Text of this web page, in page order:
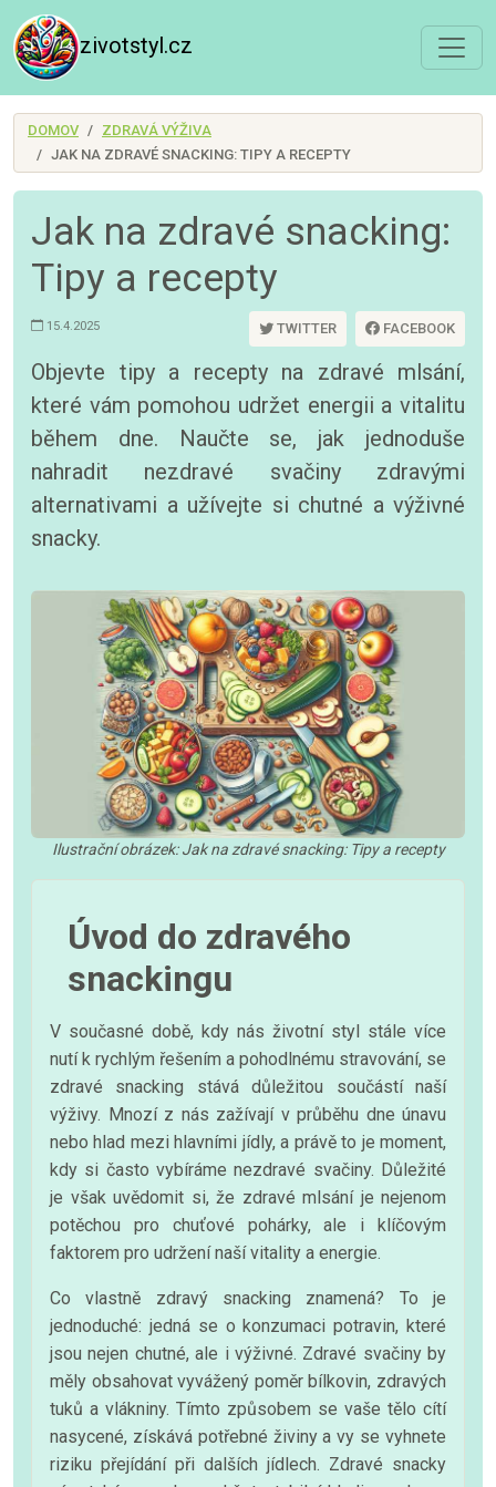
zivotstyl.cz
DOMOV
ZDRAVÁ VÝŽIVA
JAK NA ZDRAVÉ SNACKING: TIPY A RECEPTY
Jak na zdravé snacking:
Tipy a recepty
15.4.2025 TWITTER FACEBOOK
Objevte tipy a recepty na zdravé mlsání,
které vám pomohou udržet energii a vitalitu
během dne. Naučte se, jak jednoduše
nahradit nezdravé svačiny zdravými
alternativami a užívejte si chutné a výživné
snacky.
Ilustrační obrázek: Jak na zdravé snacking: Tipy a recepty
Úvod do zdravého
snackingu
V současné době, kdy nás životní styl stále více
nutí k rychlým řešením a pohodlnému stravování, se
zdravé snacking stává důležitou součástí naší
výživy. Mnozí z nás zažívají v průběhu dne únavu
nebo hlad mezi hlavními jídly, a právě to je moment,
kdy si často vybíráme nezdravé svačiny. Důležité
je však uvědomit si, že zdravé mlsání je nejenom
potěchou pro chuťové pohárky, ale i klíčovým
faktorem pro udržení naší vitality a energie.
Co vlastně zdravý snacking znamená? To je
jednoduché: jedná se o konzumaci potravin, které
jsou nejen chutné, ale i výživné. Zdravé svačiny by
měly obsahovat vyvážený poměr bílkovin, zdravých
tuků a vlákniny. Tímto způsobem se vaše tělo cítí
nasycené, získává potřebné živiny a vy se vyhnete
riziku přejídání při dalších jídlech. Zdravé snacky